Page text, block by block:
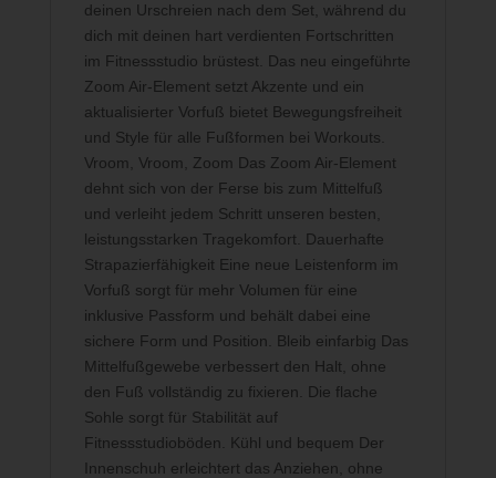
deinen Urschreien nach dem Set, während du
dich mit deinen hart verdienten Fortschritten
im Fitnessstudio brüstest. Das neu eingeführte
Zoom Air-Element setzt Akzente und ein
aktualisierter Vorfuß bietet Bewegungsfreiheit
und Style für alle Fußformen bei Workouts.
Vroom, Vroom, Zoom Das Zoom Air-Element
dehnt sich von der Ferse bis zum Mittelfuß
und verleiht jedem Schritt unseren besten,
leistungsstarken Tragekomfort. Dauerhafte
Strapazierfähigkeit Eine neue Leistenform im
Vorfuß sorgt für mehr Volumen für eine
inklusive Passform und behält dabei eine
sichere Form und Position. Bleib einfarbig Das
Mittelfußgewebe verbessert den Halt, ohne
den Fuß vollständig zu fixieren. Die flache
Sohle sorgt für Stabilität auf
Fitnessstudioböden. Kühl und bequem Der
Innenschuh erleichtert das Anziehen, ohne